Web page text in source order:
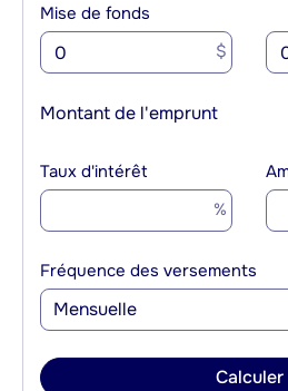
Mise de fonds
$
Montant de l'emprunt
Taux d'intérêt
%
Fréquence des versements
Mensuelle
Calculer